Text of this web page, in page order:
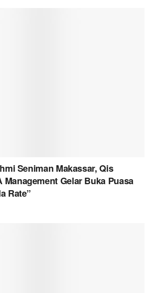
Seniman Makassar, Qis
Management Gelar Buka Puasa
Rate”